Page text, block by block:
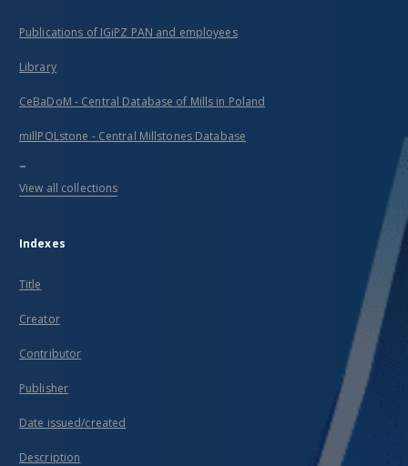
Publications of IGiPZ PAN and employees
Library
CeBaDoM - Central Database of Mills in Poland
millPOLstone - Central Millstones Database
...
View all collections
Indexes
Title
Creator
Contributor
Publisher
Date issued/created
Description